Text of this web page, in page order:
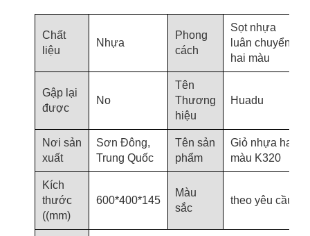
Chất
liệu
Nhựa
Phong
cách
Sọt nhựa
luân chuyển
hai màu
Gập lại
được
No
Tên
Thương
hiệu
Huadu
Nơi sản
xuất
Sơn Đông,
Trung Quốc
Tên sản
phẩm
Giỏ nhựa hai
màu K320
Kích
thước
((mm)
600*400*145
Màu
sắc
theo yêu cầu